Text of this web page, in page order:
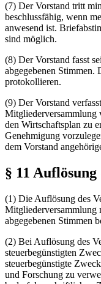
(7) Der Vorstand tritt
beschlussfähig, wenn
anwesend ist.
sind möglich.
(8) Der Vorstand fasst
abgegebenen Stimmen.
protokollieren.
(9) Der Vorstand
Mitgliederversammlung
den Wirtschaftsplan zu
Genehmigung
dem Vorstand
§ 11 Auflösung
(1) Die Auflösung des
Mitgliederversammlung
abgegebenen Stimmen
(2) Bei Auflösung des
steuerbegünstigten
steuerbegünstigte
und Forschung zu